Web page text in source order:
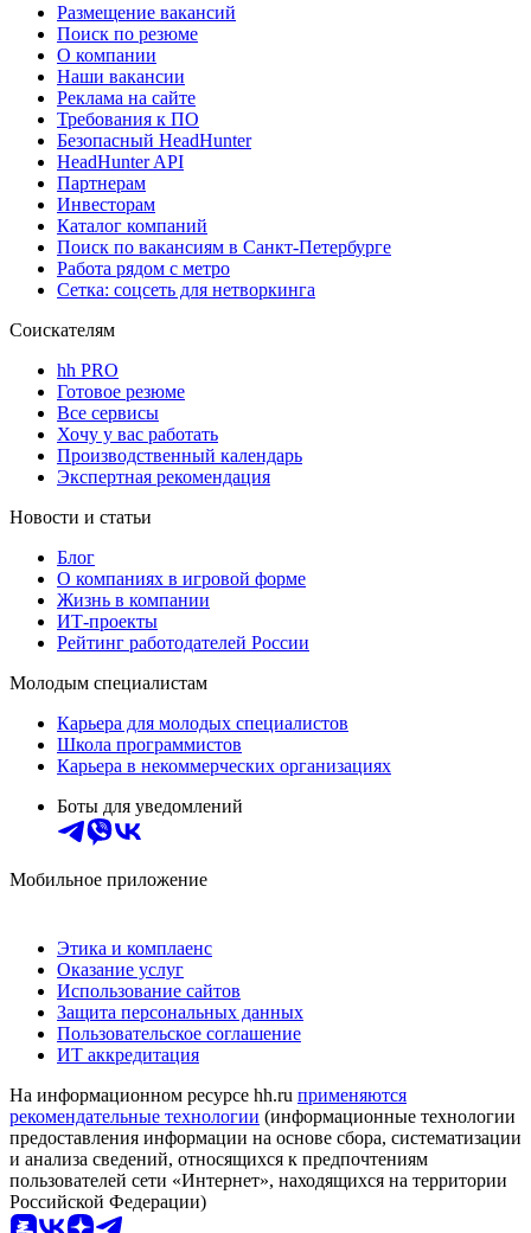
Размещение вакансий
Поиск по резюме
О компании
Наши вакансии
Реклама на сайте
Требования к ПО
Безопасный HeadHunter
HeadHunter API
Партнерам
Инвесторам
Каталог компаний
Поиск по вакансиям в Санкт-Петербурге
Работа рядом с метро
Сетка: соцсеть для нетворкинга
Соискателям
hh PRO
Готовое резюме
Все сервисы
Хочу у вас работать
Производственный календарь
Экспертная рекомендация
Новости и статьи
Блог
О компаниях в игровой форме
Жизнь в компании
ИТ-проекты
Рейтинг работодателей России
Молодым специалистам
Карьера для молодых специалистов
Школа программистов
Карьера в некоммерческих организациях
Боты для уведомлений
Мобильное приложение
Этика и комплаенс
Оказание услуг
Использование сайтов
Защита персональных данных
Пользовательское соглашение
ИТ аккредитация
На информационном ресурсе hh.ru применяются
рекомендательные технологии (информационные технологии
предоставления информации на основе сбора, систематизации
и анализа сведений, относящихся к предпочтениям
пользователей сети «Интернет», находящихся на территории
Российской Федерации)